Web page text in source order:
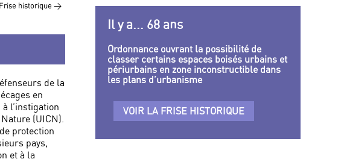
Frise historique >
de la
en
l’instigation
(UICN).
protection
pays,
et à la
Il y a... 68 ans
Ordonnance ouvrant la possibilité de
classer certains espaces boisés urbains et
périurbains en zone inconstructible dans
les plans d’urbanisme
VOIR LA FRISE HISTORIQUE